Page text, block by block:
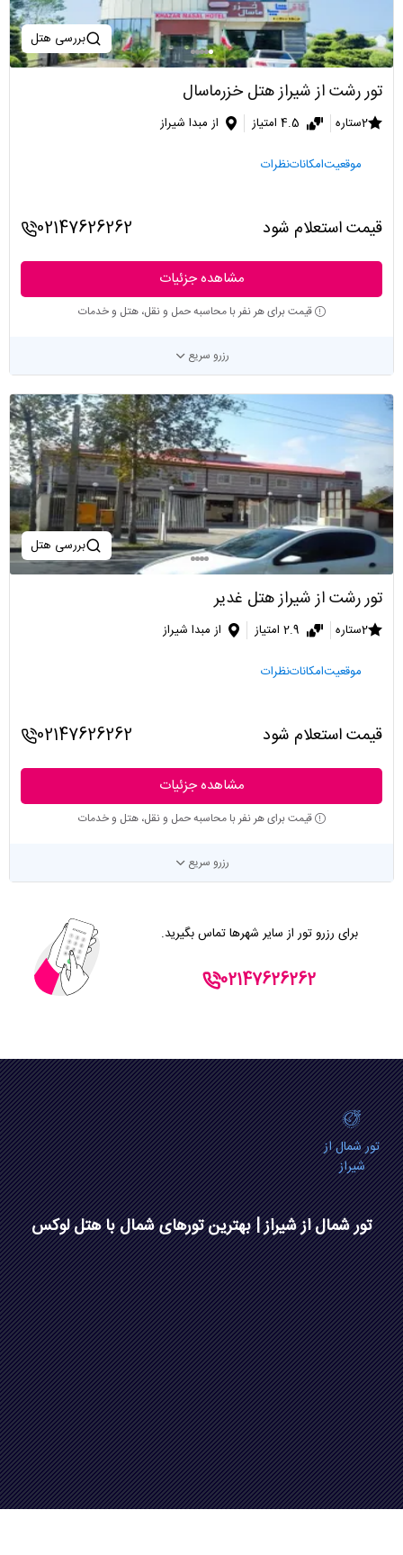
بررسی هتل
تور رشت از شیراز هتل خزرماسال
2ستاره 4.5 امتیاز از مبدا شیراز
موقعیتامکاناتنظرات
قیمت استعلام شود 02147626262
مشاهده جزئیات
قیمت برای هر نفر با محاسبه حمل و نقل، هتل و خدمات
رزرو سریع
بررسی هتل
تور رشت از شیراز هتل غدیر
2ستاره 2.9 امتیاز از مبدا شیراز
موقعیتامکاناتنظرات
قیمت استعلام شود 02147626262
مشاهده جزئیات
قیمت برای هر نفر با محاسبه حمل و نقل، هتل و خدمات
رزرو سریع
برای رزرو تور از سایر شهرها تماس بگیرید.
02147626262
تور شمال از
شیراز
تور شمال از شیراز | بهترین تورهای شمال با هتل لوکس